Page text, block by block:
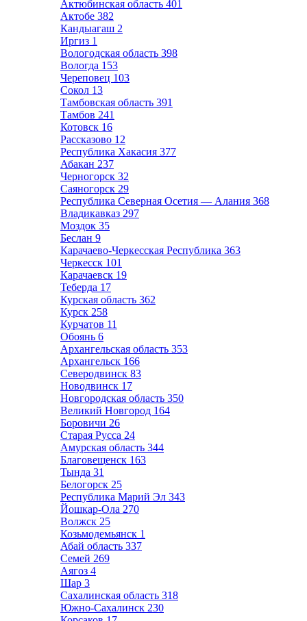
Актюбинская область 401
Актобе 382
Кандыагаш 2
Иргиз 1
Вологодская область 398
Вологда 153
Череповец 103
Сокол 13
Тамбовская область 391
Тамбов 241
Котовск 16
Рассказово 12
Республика Хакасия 377
Абакан 237
Черногорск 32
Саяногорск 29
Республика Северная Осетия — Алания 368
Владикавказ 297
Моздок 35
Беслан 9
Карачаево-Черкесская Республика 363
Черкесск 101
Карачаевск 19
Теберда 17
Курская область 362
Курск 258
Курчатов 11
Обоянь 6
Архангельская область 353
Архангельск 166
Северодвинск 83
Новодвинск 17
Новгородская область 350
Великий Новгород 164
Боровичи 26
Старая Русса 24
Амурская область 344
Благовещенск 163
Тында 31
Белогорск 25
Республика Марий Эл 343
Йошкар-Ола 270
Волжск 25
Козьмодемьянск 1
Абай область 337
Семей 269
Аягоз 4
Шар 3
Сахалинская область 318
Южно-Сахалинск 230